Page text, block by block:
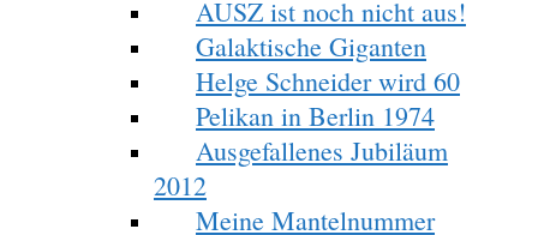
AUSZ ist noch nicht aus!
Galaktische Giganten
Helge Schneider wird 60
Pelikan in Berlin 1974
Ausgefallenes Jubiläum
2012
Meine Mantelnummer